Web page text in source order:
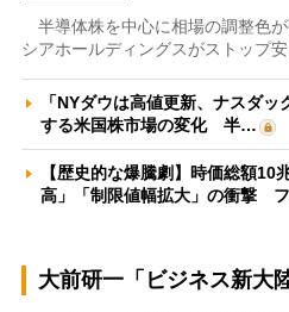
半導体株を中心に相場の調整色
シアホールディングスがストップ
「NYダウは高値更新、ナスダ
する米国株市場の変化 半…
【歴史的な爆騰劇】時価総額10
高」「制限値幅拡大」の衝撃
大前研一「ビジネス新大